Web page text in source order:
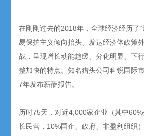
在刚刚过去的2018年，全球经济经历了“
易保护主义倾向抬头、发达经济体政策
战，呈现增长动能趋缓、分化明显、下
整加快的特点。知名猎头公司科锐国际
7年发布薪酬报告。
历时75天，对近4,000家企业（其中
长民营，10%国企、政府、非盈利组织